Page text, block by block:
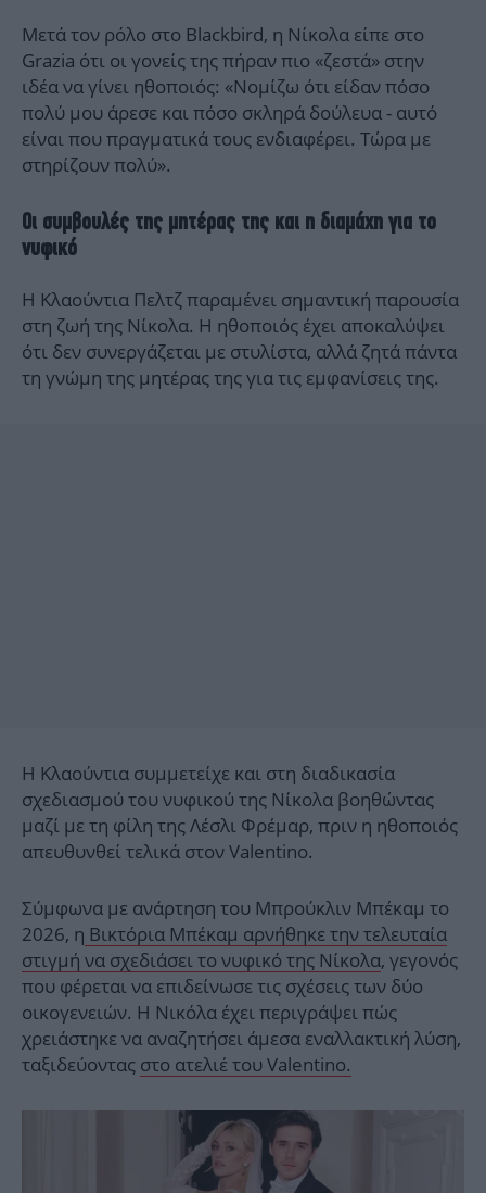
Μετά τον ρόλο στο Blackbird, η Νίκολα είπε στο
Grazia ότι οι γονείς της πήραν πιο «ζεστά» στην
ιδέα να γίνει ηθοποιός: «Νομίζω ότι είδαν πόσο
πολύ μου άρεσε και πόσο σκληρά δούλευα - αυτό
είναι που πραγματικά τους ενδιαφέρει. Τώρα με
στηρίζουν πολύ».
Οι συμβουλές της μητέρας της και η διαμάχη για το
νυφικό
Η Κλαούντια Πελτζ παραμένει σημαντική παρουσία
στη ζωή της Νίκολα. Η ηθοποιός έχει αποκαλύψει
ότι δεν συνεργάζεται με στυλίστα, αλλά ζητά πάντα
τη γνώμη της μητέρας της για τις εμφανίσεις της.
Η Κλαούντια συμμετείχε και στη διαδικασία
σχεδιασμού του νυφικού της Νίκολα βοηθώντας
μαζί με τη φίλη της Λέσλι Φρέμαρ, πριν η ηθοποιός
απευθυνθεί τελικά στον Valentino.
Σύμφωνα με ανάρτηση του Μπρούκλιν Μπέκαμ το
2026, η Βικτόρια Μπέκαμ αρνήθηκε την τελευταία
στιγμή να σχεδιάσει το νυφικό της Νίκολα, γεγονός
που φέρεται να επιδείνωσε τις σχέσεις των δύο
οικογενειών. Η Νικόλα έχει περιγράψει πώς
χρειάστηκε να αναζητήσει άμεσα εναλλακτική λύση,
ταξιδεύοντας στο ατελιέ του Valentino.